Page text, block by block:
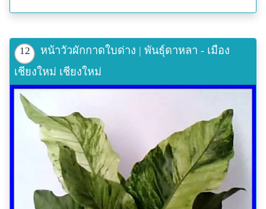
12
หน้าวัวผักกาดใบด่าง | พันธุ์ดาหลา - เมือง
เชียงใหม่ เชียงใหม่